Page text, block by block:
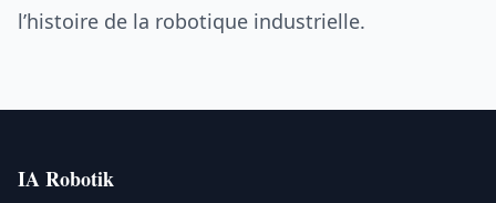
l’histoire de la robotique industrielle.
IA Robotik